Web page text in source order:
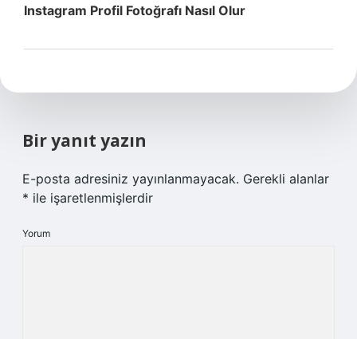
Instagram Profil Fotoğrafı Nasıl Olur
Bir yanıt yazın
E-posta adresiniz yayınlanmayacak. Gerekli alanlar
* ile işaretlenmişlerdir
Yorum